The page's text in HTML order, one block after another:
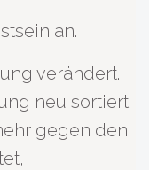
an.
verändert.
neu sortiert.
gegen den